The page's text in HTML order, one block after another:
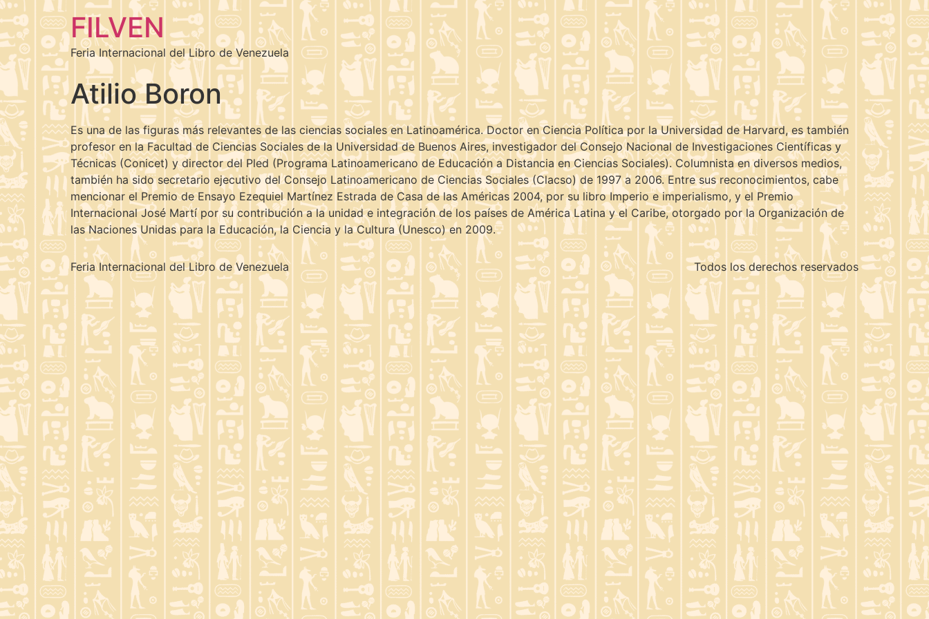
FILVEN
Feria Internacional del Libro de Venezuela
Atilio Boron
Es una de las figuras más relevantes de las ciencias sociales en Latinoamérica. Doctor en Ciencia Política por la Universidad de Harvard, es también
profesor en la Facultad de Ciencias Sociales de la Universidad de Buenos Aires, investigador del Consejo Nacional de Investigaciones Científicas y
Técnicas (Conicet) y director del Pled (Programa Latinoamericano de Educación a Distancia en Ciencias Sociales). Columnista en diversos medios,
también ha sido secretario ejecutivo del Consejo Latinoamericano de Ciencias Sociales (Clacso) de 1997 a 2006. Entre sus reconocimientos, cabe
mencionar el Premio de Ensayo Ezequiel Martínez Estrada de Casa de las Américas 2004, por su libro Imperio e imperialismo, y el Premio
Internacional José Martí por su contribución a la unidad e integración de los países de América Latina y el Caribe, otorgado por la Organización de
las Naciones Unidas para la Educación, la Ciencia y la Cultura (Unesco) en 2009.
Feria Internacional del Libro de Venezuela Todos los derechos reservados